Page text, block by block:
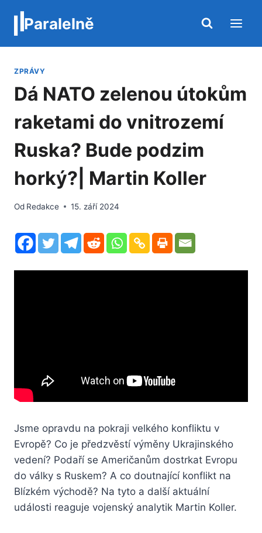
obsah
Paralelně
ZPRÁVY
Dá NATO zelenou útokům
raketami do vnitrozemí
Ruska? Bude podzim
horký?| Martin Koller
Od Redakce 15. září 2024
Jsme opravdu na pokraji velkého konfliktu v
Evropě? Co je předzvěstí výměny Ukrajinského
vedení? Podaří se Američanům dostrkat Evropu
do války s Ruskem? A co doutnající konflikt na
Blízkém východě? Na tyto a další aktuální
události reaguje vojenský analytik Martin Koller.